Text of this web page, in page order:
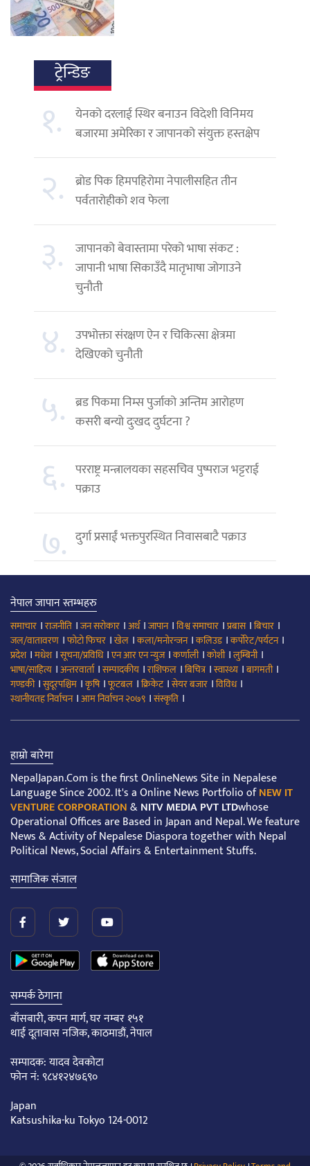
ट्रेन्डिङ
१.
येनको दरलाई स्थिर बनाउन विदेशी विनिमय
बजारमा अमेरिका र जापानको संयुक्त हस्तक्षेप
२. ब्रोड पिक हिमपहिरोमा नेपालीसहित तीन
पर्वतारोहीको शव फेला
३.
जापानको बेवास्तामा परेको भाषा संकट :
जापानी भाषा सिकाउँदै मातृभाषा जोगाउने
चुनौती
४. उपभोक्ता संरक्षण ऐन र चिकित्सा क्षेत्रमा
देखिएको चुनौती
५. ब्रड पिकमा निम्स पुर्जाको अन्तिम आरोहण
कसरी बन्यो दुःखद दुर्घटना ?
६. परराष्ट्र मन्त्रालयका सहसचिव पुष्पराज भट्टराई
पक्राउ
७. दुर्गा प्रसाईं भक्तपुरस्थित निवासबाटै पक्राउ
नेपाल जापान स्तम्भहरु
समाचार ।राजनीति ।जन सरोकार ।अर्थ।जापान।विश्व समाचार ।प्रबास।बिचार ।
जल/वातावरण ।फोटो फिचर ।खेल ।कला/मनोरन्जन।कलिउड।कर्पोरेट/पर्यटन।
प्रदेश।मधेश।सूचना/प्रविधि।एन आर एन न्युज।कर्णाली।कोशी।लुम्बिनी।
भाषा/साहित्य ।अन्तरवार्ता।सम्पादकीय ।राशिफल ।बिचित्र।स्वास्थ्य ।बागमती।
गण्डकी।सुदूरपश्चिम ।कृषि।फूटबल ।क्रिकेट।सेयर बजार ।विविध।
स्थानीयतह निर्वाचन।आम निर्वाचन २०७९ ।संस्कृति ।
हाम्रो बारेमा
NepalJapan.Com is the first OnlineNews Site in Nepalese
Language Since 2002. It's a Online News Portfolio ofNEW IT
VENTURE CORPORATION&NITV MEDIA PVT LTDwhose
Operational Offices are Based in Japan and Nepal. We feature
News & Activity of Nepalese Diaspora together with Nepal
Political News, Social Affairs & Entertainment Stuffs.
सामाजिक संजाल
सम्पर्क ठेगाना
बाँसबारी, कपन मार्ग, घर नम्बर १५१
थाई दूतावास नजिक, काठमाडौं, नेपाल
सम्पादक: यादव देवकोटा
फोन नं: ९८४१२४७६९०
Japan
Katsushika-ku Tokyo 124-0012